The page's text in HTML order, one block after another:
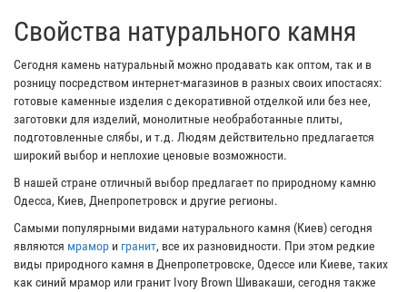
Свойства натурального камня
Сегодня камень натуральный можно продавать как оптом, так и в
розницу посредством интернет-магазинов в разных своих ипостасях:
готовые каменные изделия с декоративной отделкой или без нее,
заготовки для изделий, монолитные необработанные плиты,
подготовленные слябы, и т.д. Людям действительно предлагается
широкий выбор и неплохие ценовые возможности.
В нашей стране отличный выбор предлагает по природному камню
Одесса, Киев, Днепропетровск и другие регионы.
Самыми популярными видами натурального камня (Киев) сегодня
являются мрамор и гранит, все их разновидности. При этом редкие
виды природного камня в Днепропетровске, Одессе или Киеве, таких
как синий мрамор или гранит Ivory Brown Шивакаши, сегодня также